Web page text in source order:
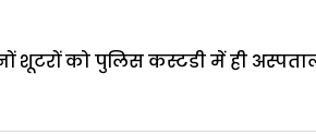
शूटरों को पुलिस कस्टडी में ही